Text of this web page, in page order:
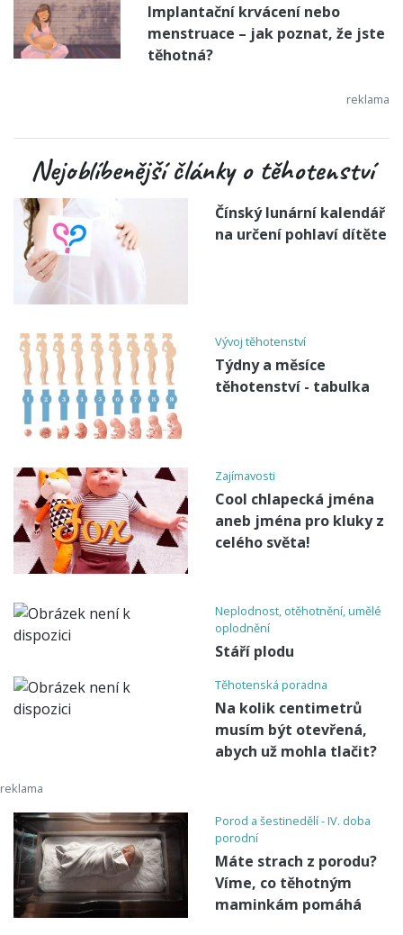
Implantační krvácení nebo
menstruace – jak poznat, že jste
těhotná?
Nejoblíbenější články o těhotenství
Čínský lunární kalendář
na určení pohlaví dítěte
Vývoj těhotenství
Týdny a měsíce
těhotenství - tabulka
Zajímavosti
Cool chlapecká jména
aneb jména pro kluky z
celého světa!
Neplodnost, otěhotnění, umělé
oplodnění
Stáří plodu
Těhotenská poradna
Na kolik centimetrů
musím být otevřená,
abych už mohla tlačit?
Porod a šestinedělí - IV. doba
porodní
Máte strach z porodu?
Víme, co těhotným
maminkám pomáhá